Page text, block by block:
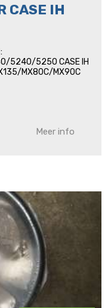
CASE IH
5250 CASE IH
MX80C/MX90C
Meer info